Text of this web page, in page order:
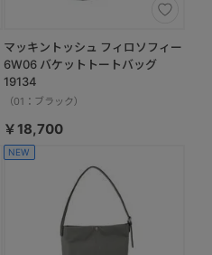
マッキントッシュ フィロソフィー
6W06 バケットトートバッグ
19134
（01：ブラック）
￥18,700
NEW